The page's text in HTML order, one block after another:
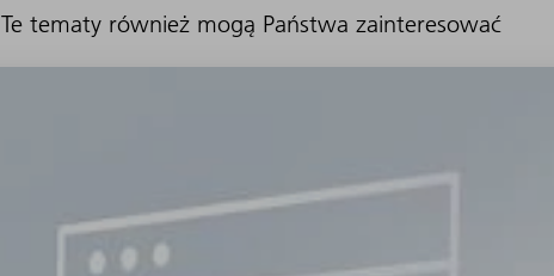
Te tematy również mogą Państwa zainteresować